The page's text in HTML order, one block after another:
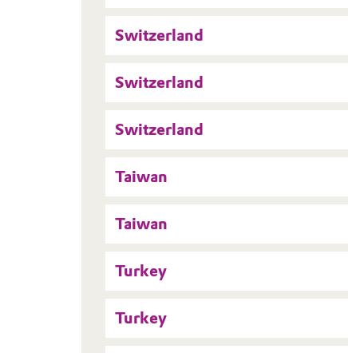
Switzerland
Switzerland
Switzerland
Taiwan
Taiwan
Turkey
Turkey